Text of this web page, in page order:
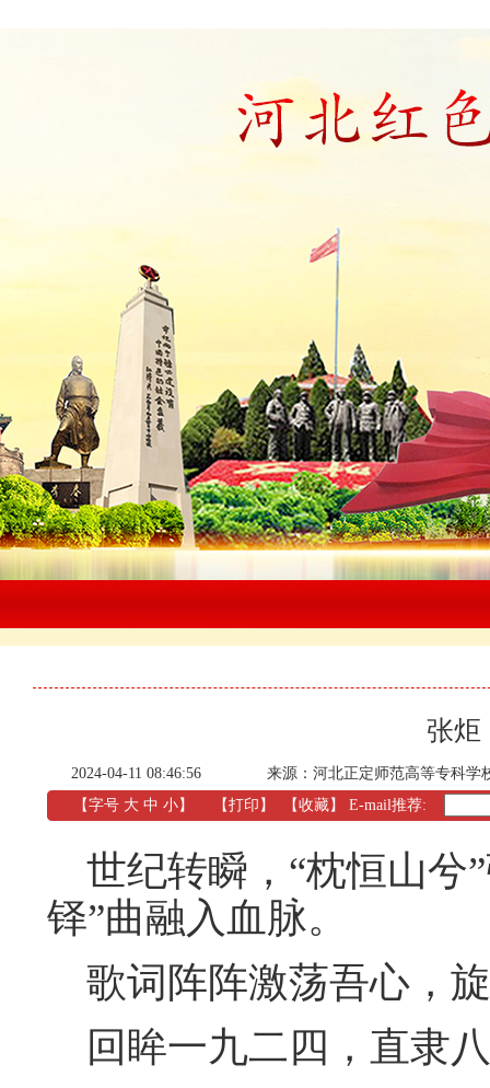
张炬
2024-04-11 08:46:56
来源：河北正定师范高等专科学
【字号 大 中 小】 【打印 】 【收藏】 E-mail推荐:
世纪转瞬，“枕恒山兮
铎”曲融入血脉。
歌词阵阵激荡吾心，
回眸一九二四，直隶